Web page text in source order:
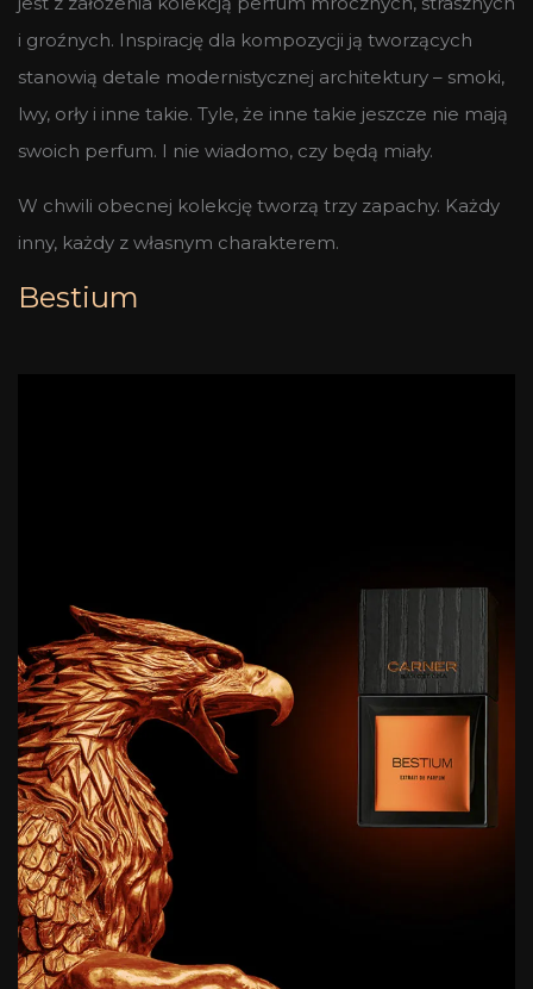
i groźnych. Inspirację dla kompozycji ją tworzących
stanowią detale modernistycznej architektury – smoki,
lwy, orły i inne takie. Tyle, że inne takie jeszcze nie mają
swoich perfum. I nie wiadomo, czy będą miały.
W chwili obecnej kolekcję tworzą trzy zapachy. Każdy
inny, każdy z własnym charakterem.
Bestium